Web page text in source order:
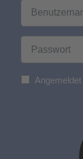
Benutzername
Angemeldet